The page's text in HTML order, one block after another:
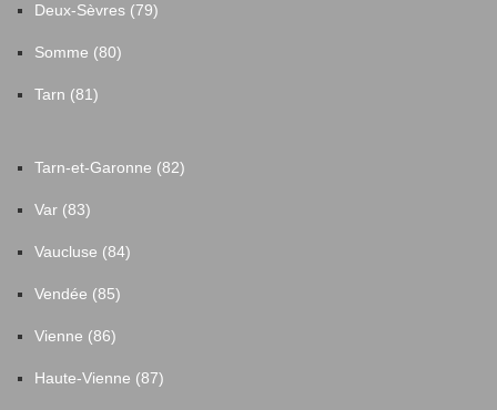
Deux-Sèvres (79)
Somme (80)
Tarn (81)
Tarn-et-Garonne (82)
Var (83)
Vaucluse (84)
Vendée (85)
Vienne (86)
Haute-Vienne (87)